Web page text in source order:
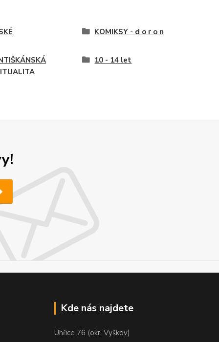
KOMIKSY - d o r o n
10 - 14 let
Kde nás najdete
Uhřice 76 (okr. Vyškov)